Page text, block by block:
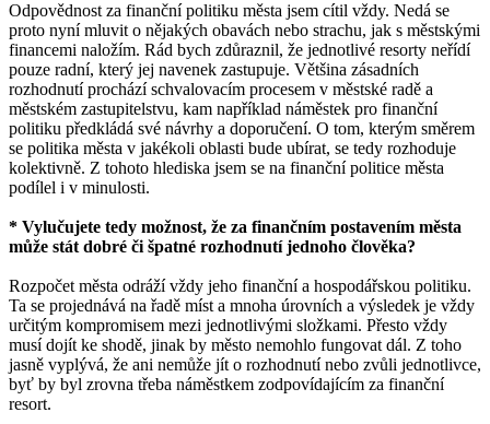
Odpovědnost za finanční politiku města jsem cítil vždy. Nedá se
proto nyní mluvit o nějakých obavách nebo strachu, jak s městskými
financemi naložím. Rád bych zdůraznil, že jednotlivé resorty neřídí
pouze radní, který jej navenek zastupuje. Většina zásadních
rozhodnutí prochází schvalovacím procesem v městské radě a
městském zastupitelstvu, kam například náměstek pro finanční
politiku předkládá své návrhy a doporučení. O tom, kterým směrem
se politika města v jakékoli oblasti bude ubírat, se tedy rozhoduje
kolektivně. Z tohoto hlediska jsem se na finanční politice města
podílel i v minulosti.
* Vylučujete tedy možnost, že za finančním postavením města
může stát dobré či špatné rozhodnutí jednoho člověka?
Rozpočet města odráží vždy jeho finanční a hospodářskou politiku.
Ta se projednává na řadě míst a mnoha úrovních a výsledek je vždy
určitým kompromisem mezi jednotlivými složkami. Přesto vždy
musí dojít ke shodě, jinak by město nemohlo fungovat dál. Z toho
jasně vyplývá, že ani nemůže jít o rozhodnutí nebo zvůli jednotlivce,
byť by byl zrovna třeba náměstkem zodpovídajícím za finanční
resort.